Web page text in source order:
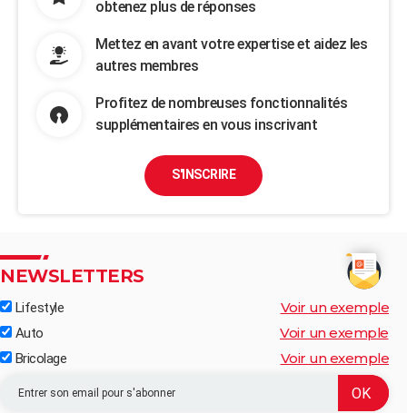
obtenez plus de réponses
Mettez en avant votre expertise et aidez les
autres membres
Profitez de nombreuses fonctionnalités
supplémentaires en vous inscrivant
S'INSCRIRE
NEWSLETTERS
Lifestyle Voir un exemple
Auto Voir un exemple
Bricolage Voir un exemple